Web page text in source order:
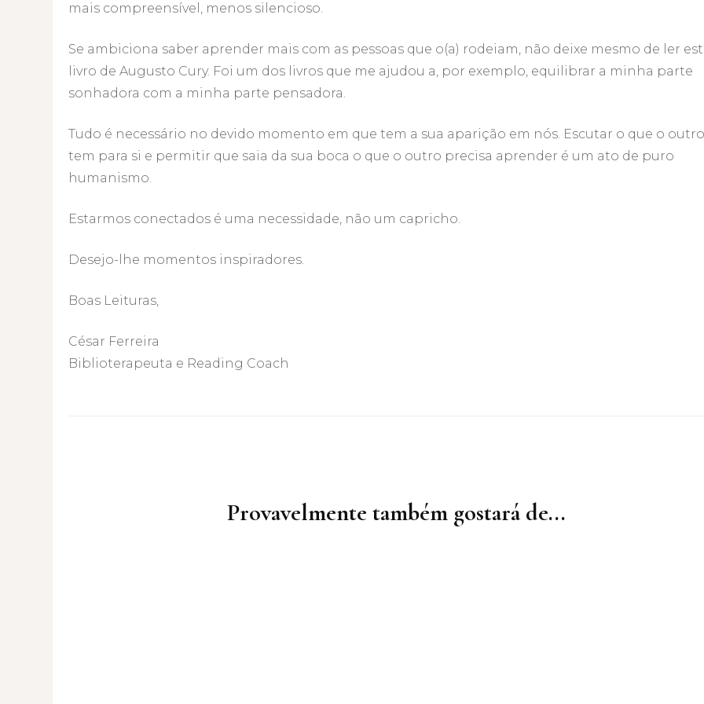
mais compreensível, menos silencioso.
Se ambiciona saber aprender mais com as pessoas que o(a) rodeiam, não deixe mesmo de ler
livro de Augusto Cury. Foi um dos livros que me ajudou a, por exemplo, equilibrar a minha parte
sonhadora com a minha parte pensadora.
Tudo é necessário no devido momento em que tem a sua aparição em nós. Escutar o que o outro
tem para si e permitir que saia da sua boca o que o outro precisa aprender é um ato de puro
humanismo.
Estarmos conectados é uma necessidade, não um capricho.
Desejo-lhe momentos inspiradores.
Boas Leituras,
César Ferreira
Biblioterapeuta e Reading Coach
Provavelmente também gostará de...